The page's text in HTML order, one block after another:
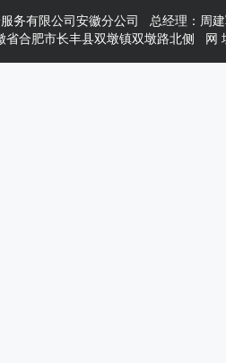
务有限公司安徽分公司 总经理：周
省合肥市长丰县双墩镇双墩路北侧 网